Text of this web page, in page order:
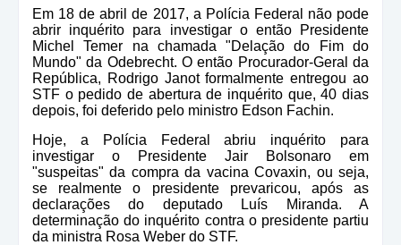
Em 18 de abril de 2017, a Polícia Federal não pode
abrir inquérito para investigar o então Presidente
Michel Temer na chamada "Delação do Fim do
Mundo" da Odebrecht. O então Procurador-Geral da
República, Rodrigo Janot formalmente entregou ao
STF o pedido de abertura de inquérito que, 40 dias
depois, foi deferido pelo ministro Edson Fachin.
Hoje, a Polícia Federal abriu inquérito para
investigar o Presidente Jair Bolsonaro em
"suspeitas" da compra da vacina Covaxin, ou seja,
se realmente o presidente prevaricou, após as
declarações do deputado Luís Miranda. A
determinação do inquérito contra o presidente partiu
da ministra Rosa Weber do STF.